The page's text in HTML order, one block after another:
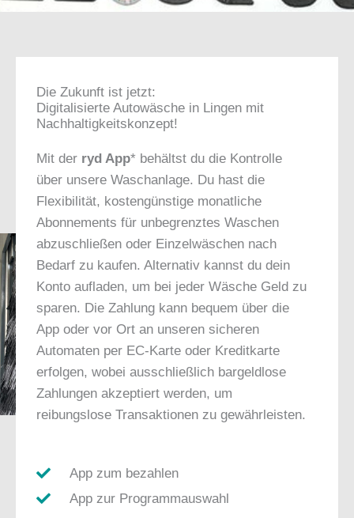
Die Zukunft ist jetzt:
Digitalisierte Autowäsche in Lingen mit
Nachhaltigkeitskonzept!
Mit der ryd App* behältst du die Kontrolle
über unsere Waschanlage. Du hast die
Flexibilität, kostengünstige monatliche
Abonnements für unbegrenztes Waschen
abzuschließen oder Einzelwäschen nach
Bedarf zu kaufen. Alternativ kannst du dein
Konto aufladen, um bei jeder Wäsche Geld zu
sparen. Die Zahlung kann bequem über die
App oder vor Ort an unseren sicheren
Automaten per EC-Karte oder Kreditkarte
erfolgen, wobei ausschließlich bargeldlose
Zahlungen akzeptiert werden, um
reibungslose Transaktionen zu gewährleisten.
App zum bezahlen
App zur Programmauswahl